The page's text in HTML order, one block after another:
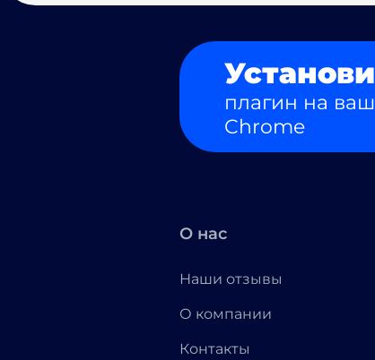
Установи
плагин на ваш
Chrome
О нас
Наши отзывы
О компании
Контакты